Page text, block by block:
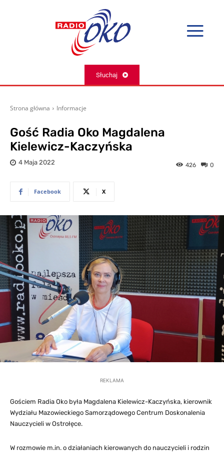
Słuchaj
Strona główna Informacje
Gość Radia Oko Magdalena
Kielewicz-Kaczyńska
4 Maja 2022 0
426
Facebook X
REKLAMA
Gościem Radia Oko była Magdalena Kielewicz-Kaczyńska, kierownik
Wydziału Mazowieckiego Samorządowego Centrum Doskonalenia
Nauczycieli w Ostrołęce.
W rozmowie m.in. o działaniach kierowanych do nauczycieli i rodzin